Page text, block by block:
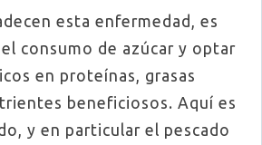
esta enfermedad, es
consumo de azúcar y optar
en proteínas, grasas
beneficiosos. Aquí es
y en particular el pescado